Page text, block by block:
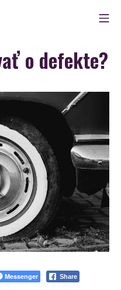
o defekte?
Messenger Share